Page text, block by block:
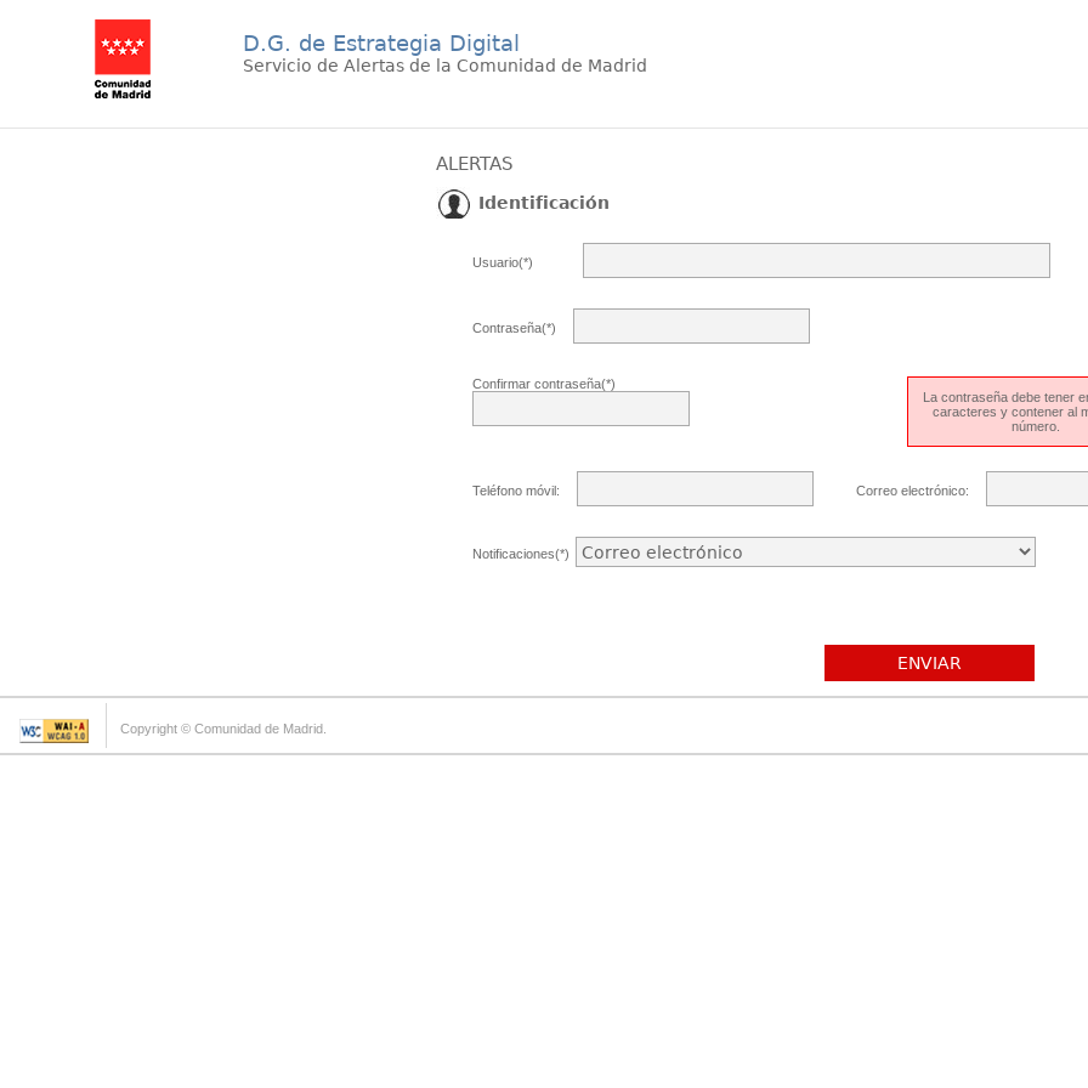
D.G. de Estrategia Digital
Servicio de Alertas de la Comunidad de Madrid
ALERTAS
Identificación
Usuario(*)
Contraseña(*)
Confirmar contraseña(*)
La contraseña debe tener
caracteres y contener al
número.
Teléfono móvil: Correo electrónico:
Notificaciones(*)
ENVIAR
Copyright © Comunidad de Madrid.